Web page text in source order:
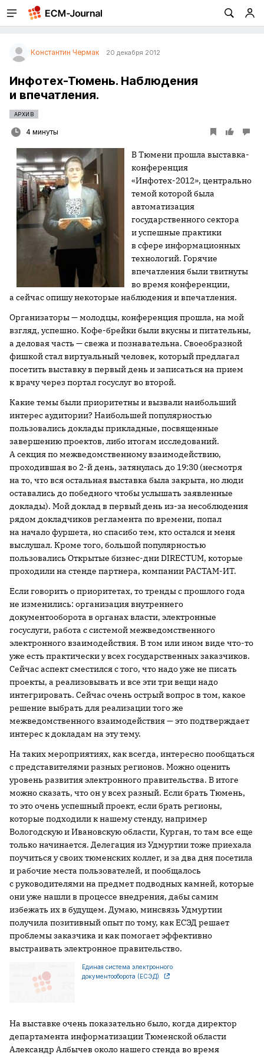
Константин Чермак 20 декабря 2012
Инфотех-Тюмень. Наблюдения
и впечатления.
АРХИВ
4 минуты
В Тюмени прошла выставка-
конференция
«Инфотех-2012», центрально
темой которой была
автоматизация
государственного сектора
и успешные практики
в сфере информационных
технологий. Горячие
впечатления были твитнуты
во время конференции,
а сейчас опишу некоторые наблюдения и впечатления.
Организаторы — молодцы, конференция прошла, на мой
взгляд, успешно. Кофе-брейки были вкусны и питательны,
а деловая часть — свежа и познавательна. Своеобразной
фишкой стал виртуальный человек, который предлагал
посетить выставку в первый день и записаться на прием
к врачу через портал госуслуг во второй.
Какие темы были приоритетны и вызвали наибольший
интерес аудитории? Наибольшей популярностью
пользовались доклады прикладные, посвященные
завершению проектов, либо итогам исследований.
А секция по межведомственному взаимодействию,
проходившая во 2-й день, затянулась до 19:30 (несмотря
на то, что вся остальная выставка была закрыта, но люди
оставались до победного чтобы услышать заявленные
доклады). Мой доклад в первый день из-за несоблюдения
рядом докладчиков регламента по времени, попал
на начало фуршета, но спасибо тем, кто остался и меня
выслушал. Кроме того, большой популярностью
пользовались Открытые бизнес-дни DIRECTUM, которые
проходили на стенде партнера, компании РАСТАМ-ИТ.
Если говорить о приоритетах, то тренды с прошлого года
не изменились: организация внутреннего
документооборота в органах власти, электронные
госуслуги, работа с системой межведомственного
электронного взаимодействия. В том или ином виде что-то
уже есть практически у всех государственных заказчиков.
Сейчас аспект сместился с того, что надо уже не писать
проекты, а реализовывать и все эти три вещи надо
интегрировать. Сейчас очень острый вопрос в том, какое
решение выбрать для реализации того же
межведомственного взаимодействия — это подтверждает
интерес к докладам на эту тему.
На таких мероприятиях, как всегда, интересно пообщаться
с представителями разных регионов. Можно оценить
уровень развития электронного правительства. В итоге
можно сказать, что он у всех разный. Если брать Тюмень,
то это очень успешный проект, если брать регионы,
которые подходили к нашему стенду, например
Вологодскую и Ивановскую области, Курган, то там все еще
только начинается. Делегация из Удмуртии тоже приехала
поучиться у своих тюменских коллег, и за два дня посетила
и рабочие места пользователей, и пообщалось
с руководителями на предмет подводных камней, которые
они уже нашли в процессе внедрения, дабы самим
избежать их в будущем. Думаю, минсвязь Удмуртии
получила позитивный опыт по тому, как ЕСЭД решает
проблемы заказчика и как помогает эффективно
выстраивать электронное правительство.
Единая система электронного
документооборота (ЕСЭД)
На выставке очень показательно было, когда директор
департамента информатизации Тюменской области
Александр Албычев около нашего стенда во время